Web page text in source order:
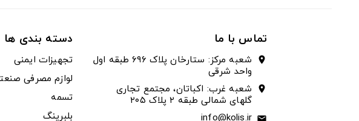
تماس با ما
location_on
شعبه مرکز: ستارخان پلاک ۶۹۶ طبقه اول
واحد شرقی
location_on
شعبه غرب: اکباتان، مجتمع تجاری
گلهای شمالی طبقه ۲ پلاک ۲۰۵
email
info@kolis.ir
دسته بندی ها
تجهیزات ایمنی
لوازم مصرفی
تسمه
بلبرینگ